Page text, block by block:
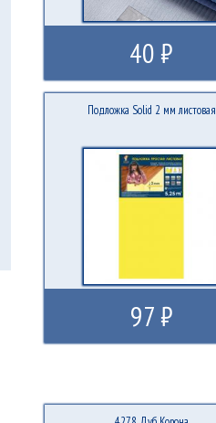
40 ₽
Подложка Solid 2 мм листовая
97 ₽